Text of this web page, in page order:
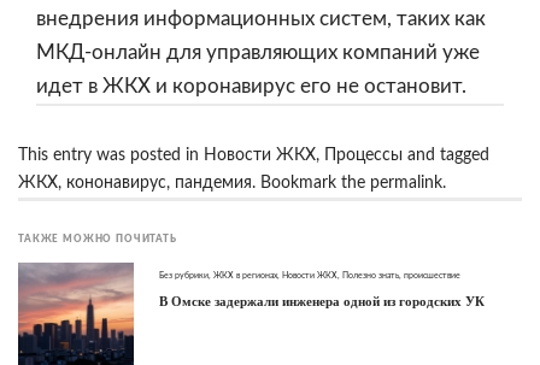
внедрения информационных систем, таких как
МКД-онлайн для управляющих компаний уже
идет в ЖКХ и коронавирус его не остановит.
This entry was posted in Новости ЖКХ, Процессы and tagged
ЖКХ, кононавирус, пандемия. Bookmark the permalink.
ТАКЖЕ МОЖНО ПОЧИТАТЬ
Без рубрики ЖКХ в регионах Новости ЖКХ Полезно знать, происшествие
В Омске задержали инженера одной из городских УК